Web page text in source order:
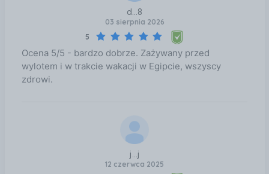
d...8
03 sierpnia 2026
5
Ocena 5/5 - bardzo dobrze. Zażywany przed
wylotem i w trakcie wakacji w Egipcie, wszyscy
zdrowi.
j...j
12 czerwca 2025